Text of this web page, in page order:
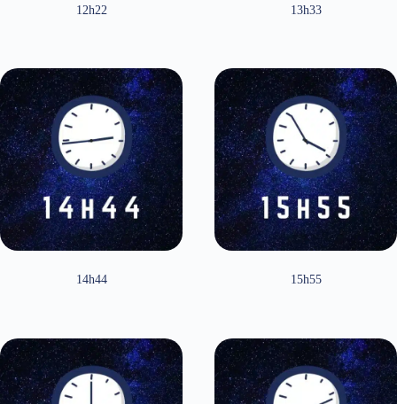
12h22 13h33
14h44 15h55